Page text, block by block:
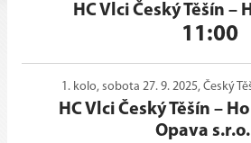
HC Vlci Český Těšín –
11:00
1. kolo, sobota 27. 9. 2025, Český
HC Vlci Český Těšín –
Opava s.r.o.